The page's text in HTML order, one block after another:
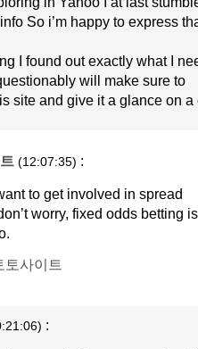
So i’m happy to express
I found out exactly what I
will make sure to
site and give it a glance on
(12:07:35) :
to get involved in spread
worry, fixed odds betting
토사이트
: